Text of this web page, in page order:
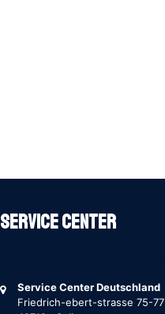
Service Center
Service Center Deutschland
Friedrich-ebert-strasse 75-77